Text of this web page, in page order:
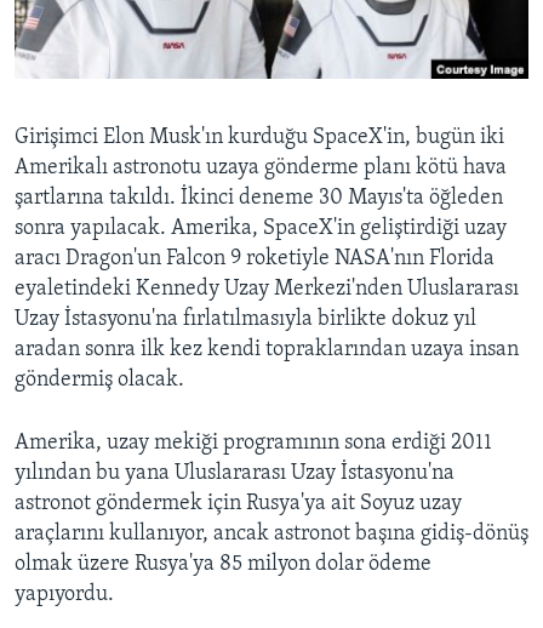
HAYATTAN
BIZI TAKIP EDIN
Diller
Girişimci Elon Musk'ın kurduğu SpaceX'in, bugün iki
Amerikalı astronotu uzaya gönderme planı kötü hava
şartlarına takıldı. İkinci deneme 30 Mayıs'ta öğleden
sonra yapılacak. Amerika, SpaceX'in geliştirdiği uzay
aracı Dragon'un Falcon 9 roketiyle NASA'nın Florida
eyaletindeki Kennedy Uzay Merkezi'nden Uluslararası
Uzay İstasyonu'na fırlatılmasıyla birlikte dokuz yıl
aradan sonra ilk kez kendi topraklarından uzaya insan
göndermiş olacak.
Amerika, uzay mekiği programının sona erdiği 2011
yılından bu yana Uluslararası Uzay İstasyonu'na
astronot göndermek için Rusya'ya ait Soyuz uzay
araçlarını kullanıyor, ancak astronot başına gidiş-dönüş
olmak üzere Rusya'ya 85 milyon dolar ödeme
yapıyordu.